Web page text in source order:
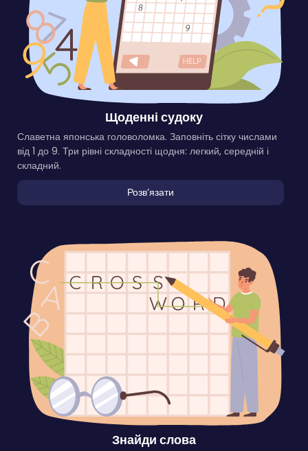
Щоденні судоку
Славетна японська головоломка. Заповніть сітку числами
від 1 до 9. Три рівні складності щодня: легкий, середній і
складний.
Розвʼязати
Знайди слова